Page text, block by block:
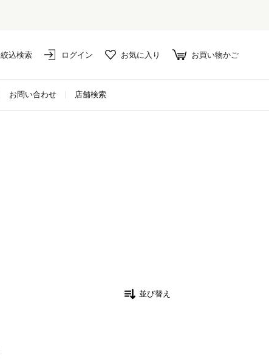
絞込検索 ログイン お気に入り お買い物かご
お問い合わせ 店舗検索
並び替え